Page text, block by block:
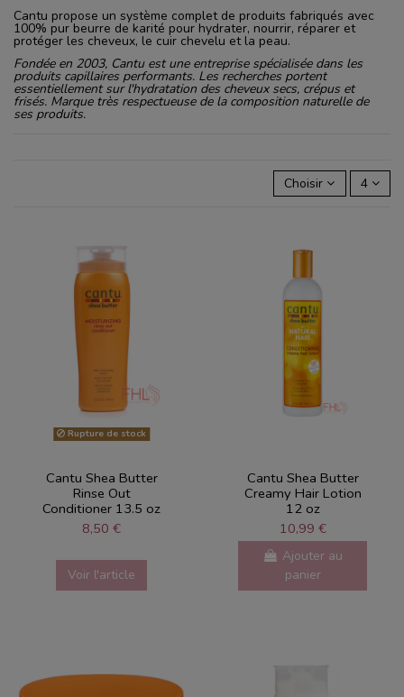
Cantu propose un système complet de produits fabriqués avec
100% pur beurre de karité pour hydrater, nourrir, réparer et
protéger les cheveux, le cuir chevelu et la peau.
Fondée en 2003, Cantu est une entreprise spécialisée dans les
produits capillaires performants. Les recherches portent
essentiellement sur l'hydratation des cheveux secs, crépus et
frisés. Marque très respectueuse de la composition naturelle de
ses produits.
Choisir 4
Rupture de stock
Cantu Shea Butter
Rinse Out
Conditioner 13.5 oz
8,50 €
Voir l'article
Cantu Shea Butter
Creamy Hair Lotion
12 oz
10,99 €
Ajouter au
panier